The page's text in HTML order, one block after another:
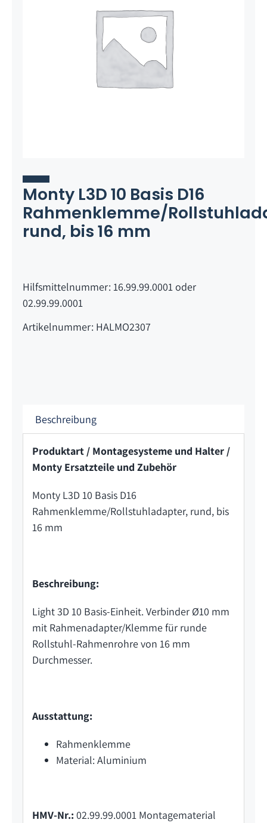
Monty L3D 10 Basis D16
Rahmenklemme/
rund, bis 16 mm
Hilfsmittelnummer: 16.99.99.0001 oder
02.99.99.0001
Artikelnummer: HALMO2307
Beschreibung
Produktart / Montagesysteme und Halter /
Monty Ersatzteile und Zubehör
Monty L3D 10 Basis D16
Rahmenklemme/Rollstuhladapter, rund, bis
16 mm
Beschreibung:
Light 3D 10 Basis-Einheit. Verbinder Ø10 mm
mit Rahmenadapter/Klemme für runde
Rollstuhl-Rahmenrohre von 16 mm
Durchmesser.
Ausstattung:
Rahmenklemme
Material: Aluminium
HMV-Nr.: 02.99.99.0001 Montagematerial